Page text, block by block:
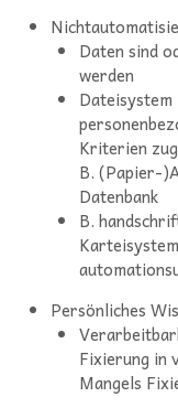
Daten sind
werden
Kriterien
B. (Papier-
Datenbank
B.
Persönliches
Fixierung in
Mangels